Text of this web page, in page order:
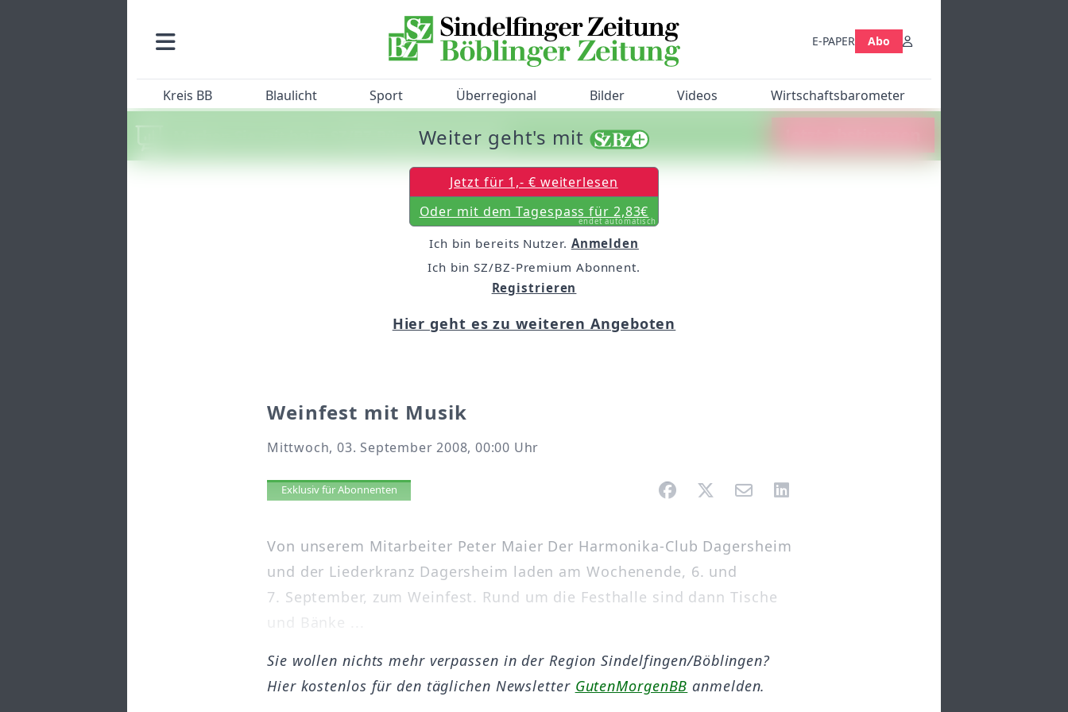
E-PAPER Abo
Kreis BB Blaulicht Sport Überregional Bilder Videos Wirtschaftsbarometer
Machen Sie mit beim SZ/BZ-Bürgerbarometer!
Weinfest mit Musik
Mittwoch, 03. September 2008, 00:00 Uhr
Artikel vorlesen
Exklusiv für Abonnenten
Von unserem Mitarbeiter Peter Maier Der Harmonika-Club Dagersheim
und der Liederkranz Dagersheim laden am Wochenende, 6. und
7. September, zum Weinfest. Rund um die Festhalle sind dann Tische
und Bänke ...
Weiter geht's mit
Jetzt für 1,- € weiterlesen
Oder mit dem Tagespass für 2,83€
endet automatisch
Ich bin bereits Nutzer. Anmelden
Ich bin SZ/BZ-Premium Abonnent.
Registrieren
Hier geht es zu weiteren Angeboten
Sie wollen nichts mehr verpassen in der Region Sindelfingen/Böblingen?
Hier kostenlos für den täglichen Newsletter GutenMorgenBB anmelden.